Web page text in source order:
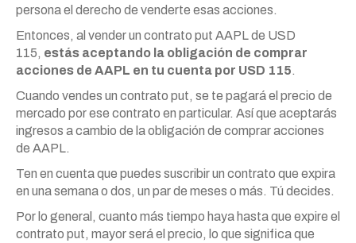
persona el derecho de venderte esas acciones.
Entonces, al vender un contrato put AAPL de USD
115, estás aceptando la obligación de comprar
acciones de AAPL en tu cuenta por USD 115.
Cuando vendes un contrato put, se te pagará el precio de
mercado por ese contrato en particular. Así que aceptarás
ingresos a cambio de la obligación de comprar acciones
de AAPL.
Ten en cuenta que puedes suscribir un contrato que expira
en una semana o dos, un par de meses o más. Tú decides.
Por lo general, cuanto más tiempo haya hasta que expire el
contrato put, mayor será el precio, lo que significa que